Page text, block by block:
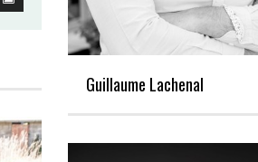
Guillaume Lachenal